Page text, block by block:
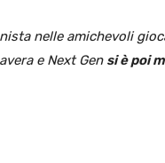
nelle amichevoli
e Next Gen si è poi